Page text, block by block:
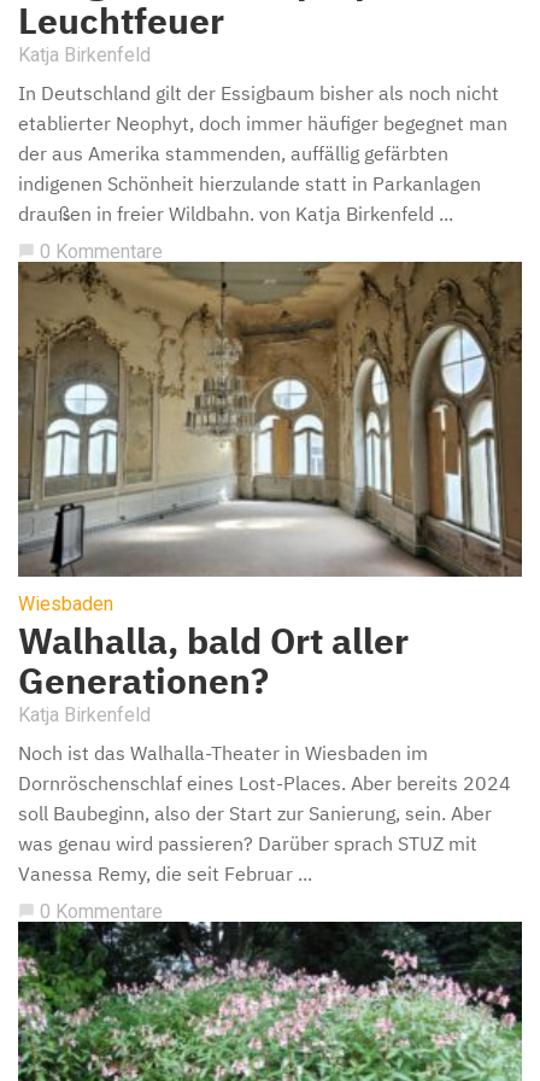
Leuchtfeuer
Katja Birkenfeld
In Deutschland gilt der Essigbaum bisher als noch nicht
etablierter Neophyt, doch immer häufiger begegnet man
der aus Amerika stammenden, auffällig gefärbten
indigenen Schönheit hierzulande statt in Parkanlagen
draußen in freier Wildbahn. von Katja Birkenfeld ...
0 Kommentare
Wiesbaden
Walhalla, bald Ort aller
Generationen?
Katja Birkenfeld
Noch ist das Walhalla-Theater in Wiesbaden im
Dornröschenschlaf eines Lost-Places. Aber bereits 2024
soll Baubeginn, also der Start zur Sanierung, sein. Aber
was genau wird passieren? Darüber sprach STUZ mit
Vanessa Remy, die seit Februar ...
0 Kommentare